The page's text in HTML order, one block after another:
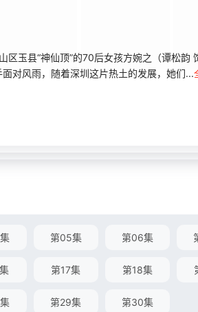
玉县“神仙顶”的70后女孩方婉之（谭松
对风雨，随着深圳这片热土的发展，她们...
第05集 第06集
第17集 第18集
第29集 第30集